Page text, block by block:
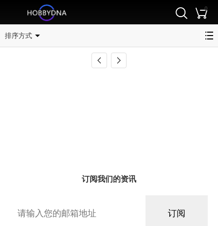
0
排序方式
订阅我们的资讯